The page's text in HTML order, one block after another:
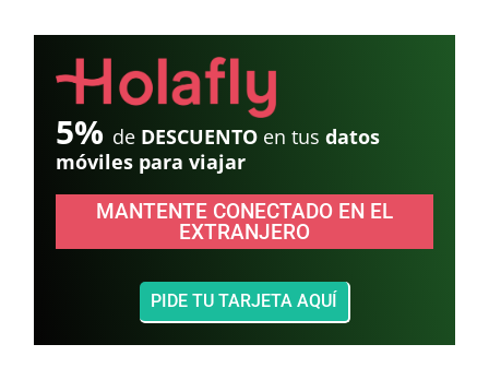
5% de DESCUENTO en tus datos
móviles para viajar
MANTENTE CONECTADO EN EL
EXTRANJERO
PIDE TU TARJETA AQUÍ